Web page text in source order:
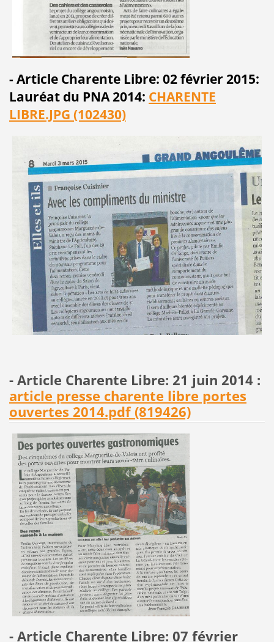
- Article Charente Libre: 02 février 2015:
Lauréat du PNA 2014: CHARENTE
LIBRE.JPG (102430)
- Article Charente Libre: 21 juin 2014:
article presse charente libre portes
ouvertes 2014.pdf (819426)
- Article Charente Libre: 07 février